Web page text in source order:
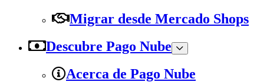
Migrar desde Mercado Shops
Descubre Pago Nube
Acerca de Pago Nube